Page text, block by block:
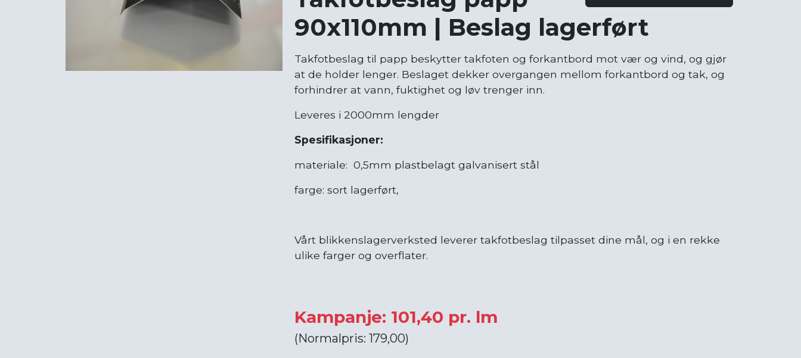
90x110mm | Beslag lagerført
Takfotbeslag til papp beskytter takfoten og forkantbord mot vær og vind, og gjør
at de holder lenger. Beslaget dekker overgangen mellom forkantbord og tak, og
forhindrer at vann, fuktighet og løv trenger inn.
Leveres i 2000mm lengder
Spesifikasjoner:
materiale: 0,5mm plastbelagt galvanisert stål
farge: sort lagerført,
Vårt blikkenslagerverksted leverer takfotbeslag tilpasset dine mål, og i en rekke
ulike farger og overflater.
Kampanje: 101,40 pr. lm
(Normalpris: 179,00)